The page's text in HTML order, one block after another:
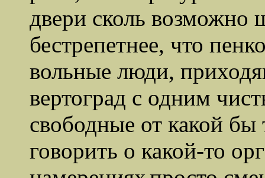
двери сколь возможно
бестрепетнее, что
вольные люди,
вертоград с одним
свободные от какой
говорить о какой-то